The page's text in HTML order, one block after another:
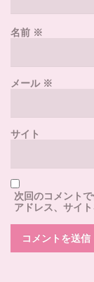
名前 ※
メール※
サイト
次回のコメント
アドレス、サイ